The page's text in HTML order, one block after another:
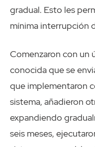
gradual. Esto les
mínima interrupción
Comenzaron con un
conocida que se
que implementaron
sistema, añadieron
expandiendo
seis meses,